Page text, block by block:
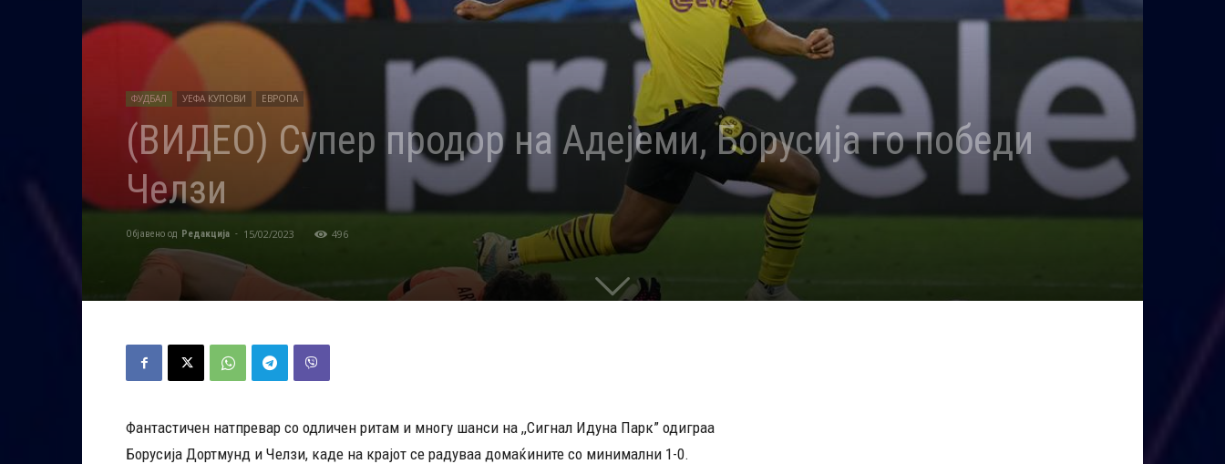
ФУДБАЛ УЕФА КУПОВИ ЕВРОПА
(ВИДЕО) Супер продор на Адејеми, Борусија го победи
Челзи
Објавено од Редакција - 15/02/2023 496
Фантастичен натпревар со одличен ритам и многу шанси на ,,Сигнал Идуна Парк” одиграа
Борусија Дортмунд и Челзи, каде на крајот се радуваа домаќините со минимални 1-0.